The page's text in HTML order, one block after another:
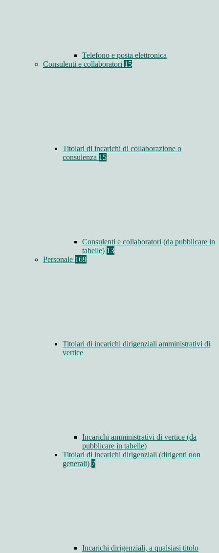
Telefono e posta elettronica
Consulenti e collaboratori 15
Titolari di incarichi di collaborazione o
consulenza 15
Consulenti e collaboratori (da pubblicare in
tabelle) 13
Personale 169
Titolari di incarichi dirigenziali amministrativi di
vertice
Incarichi amministrativi di vertice (da
pubblicare in tabelle)
Titolari di incarichi dirigenziali (dirigenti non
generali) 7
Incarichi dirigenziali, a qualsiasi titolo